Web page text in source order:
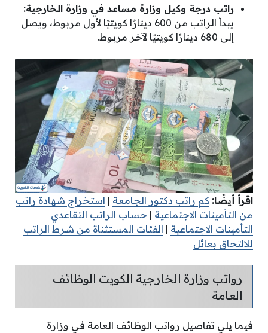
راتب درجة وكيل وزارة مساعد في وزارة الخارجية:
يبدأ الراتب من 600 دينارًا كويتيًا لأول مربوط، ويصل
إلى 680 دينارًا كويتيًا لآخر مربوط.
اقرأ أيضًا: كم راتب دكتور الجامعة | استخراج شهادة راتب
من التأمينات الاجتماعية | حساب الراتب التقاعدي
التأمينات الاجتماعية | الفئات المستثناة من شرط الراتب
للالتحاق بعائل
رواتب وزارة الخارجية الكويت الوظائف
العامة
فيما يلي تفاصيل رواتب الوظائف العامة في وزارة